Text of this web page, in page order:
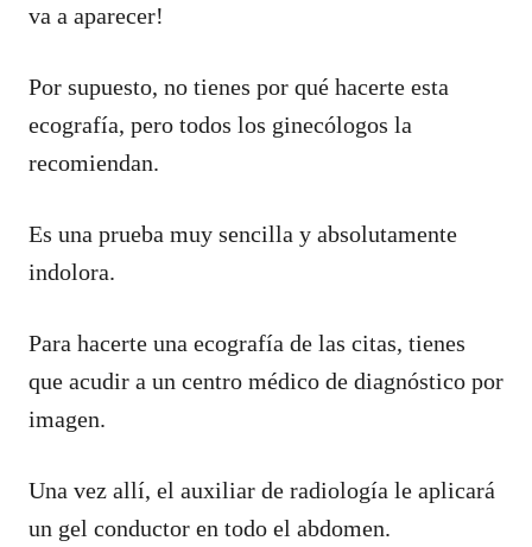
va a aparecer!
Por supuesto, no tienes por qué hacerte esta
ecografía, pero todos los ginecólogos la
recomiendan.
Es una prueba muy sencilla y absolutamente
indolora.
Para hacerte una ecografía de las citas, tienes
que acudir a un centro médico de diagnóstico por
imagen.
Una vez allí, el auxiliar de radiología le aplicará
un gel conductor en todo el abdomen.